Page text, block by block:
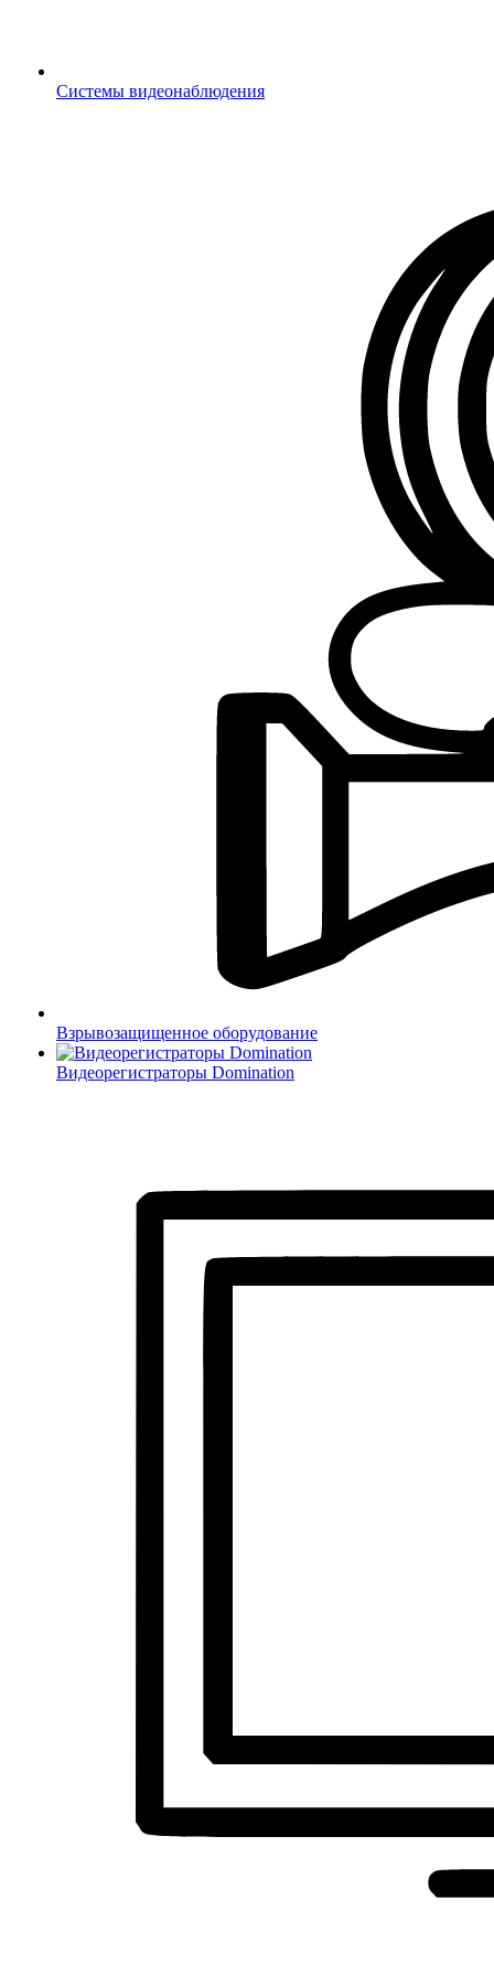
Системы видеонаблюдения
Взрывозащищенное оборудование
Видеорегистраторы Domination